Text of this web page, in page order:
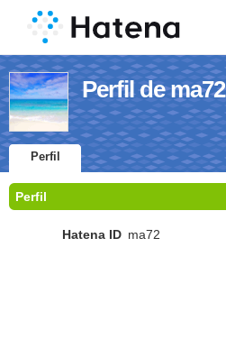
Perfil de ma72
Perfil
Perfil
Hatena ID ma72